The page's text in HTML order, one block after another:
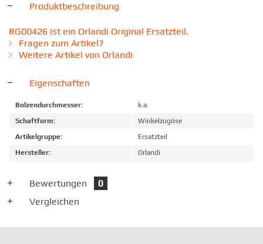
Produktbeschreibung
RG00426 ist ein Orlandi Original Ersatzteil.
Fragen zum Artikel?
Weitere Artikel von Orlandi
Eigenschaften
Bolzendurchmesser:
k.a.
Schaftform:
Winkelzugöse
Artikelgruppe:
Ersatzteil
Hersteller:
Orlandi
Bewertungen
0
Vergleichen